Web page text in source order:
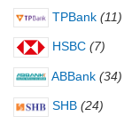
TPBank (11)
HSBC (7)
ABBank (34)
SHB (24)